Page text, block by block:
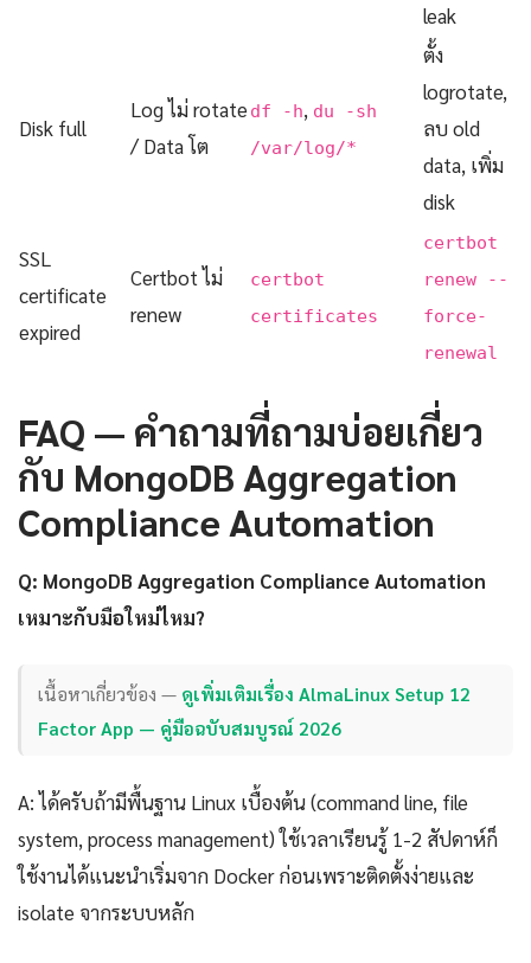
leak
Disk full
Log ไม่ rotate
/ Data โต
df -h, du -sh
/var/log/*
ตั้ง
logrotate,
ลบ old
data, เพิ่ม
disk
SSL
certificate
expired
Certbot ไม่
renew
certbot
certificates
certbot
renew --
force-
renewal
FAQ — คำถามที่ถามบ่อยเกี่ยว
กับ MongoDB Aggregation
Compliance Automation
Q: MongoDB Aggregation Compliance Automation
เหมาะกับมือใหม่ไหม?
เนื้อหาเกี่ยวข้อง — ดูเพิ่มเติมเรื่อง AlmaLinux Setup 12
Factor App — คู่มือฉบับสมบูรณ์ 2026
A: ได้ครับถ้ามีพื้นฐาน Linux เบื้องต้น (command line, file
system, process management) ใช้เวลาเรียนรู้ 1-2 สัปดาห์ก็
ใช้งานได้แนะนำเริ่มจาก Docker ก่อนเพราะติดตั้งง่ายและ
isolate จากระบบหลัก